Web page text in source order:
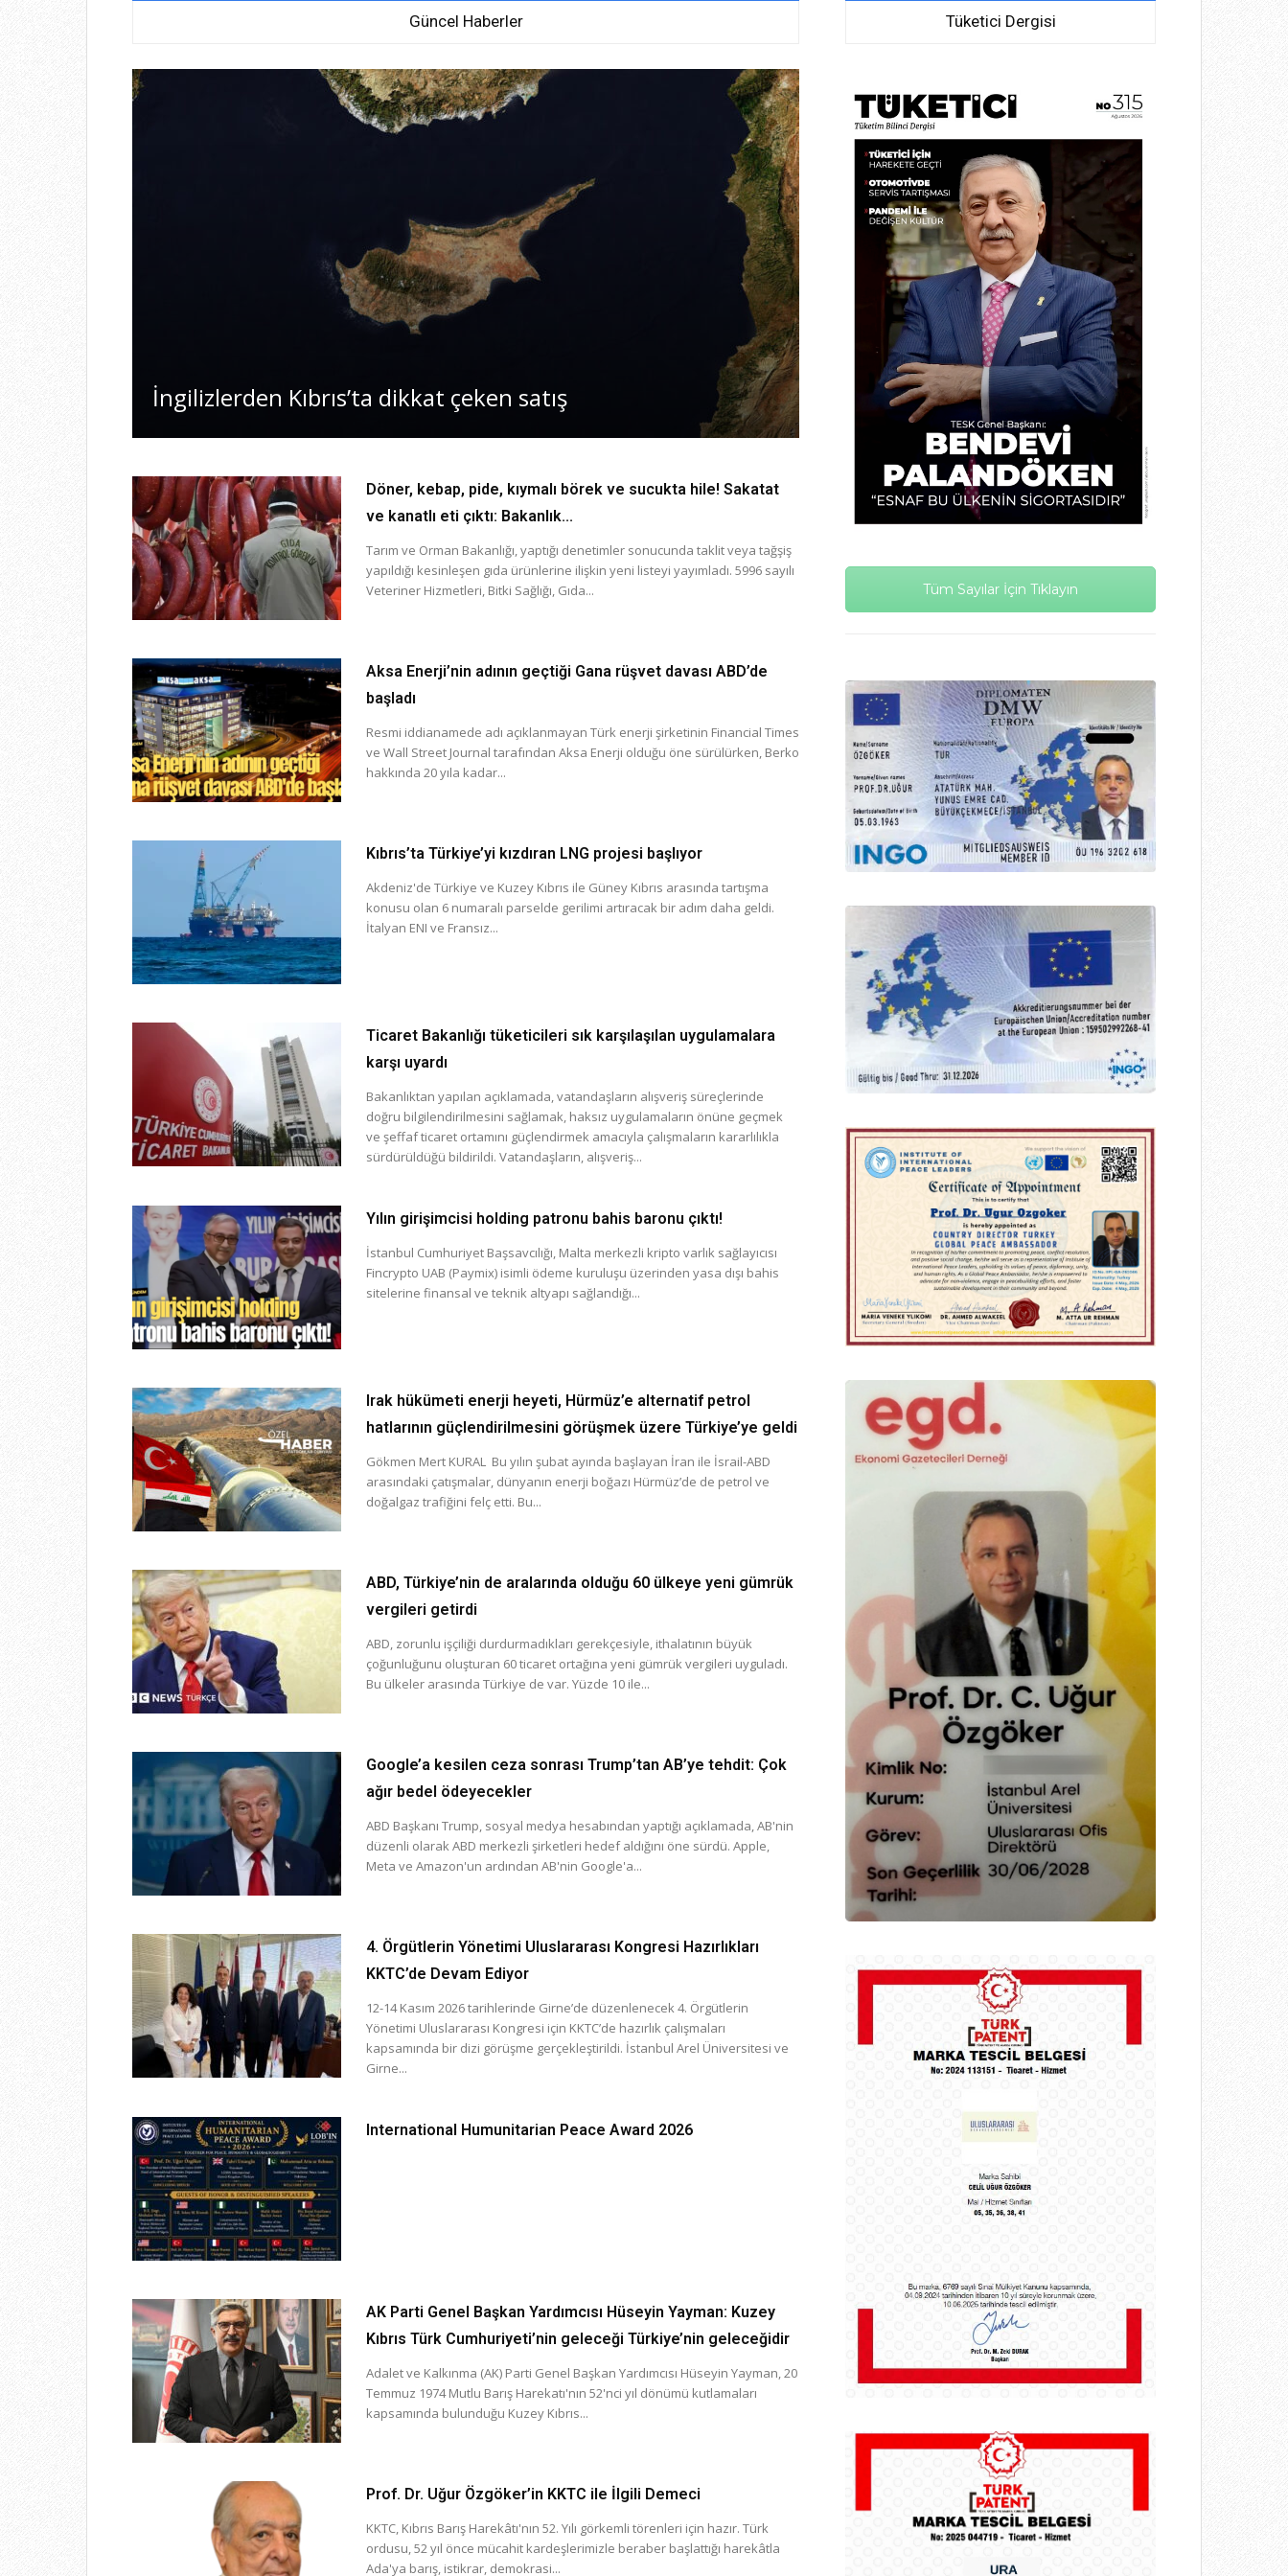
Güncel Haberler
İngilizlerden Kıbrıs’ta dikkat çeken satış
Döner, kebap, pide, kıymalı börek ve sucukta hile! Sakatat
ve kanatlı eti çıktı: Bakanlık...
Tarım ve Orman Bakanlığı, yaptığı denetimler sonucunda taklit veya tağşiş
yapıldığı kesinleşen gıda ürünlerine ilişkin yeni listeyi yayımladı. 5996 sayılı
Veteriner Hizmetleri, Bitki Sağlığı, Gıda...
Aksa Enerji’nin adının geçtiği Gana rüşvet davası ABD’de
başladı
Resmi iddianamede adı açıklanmayan Türk enerji şirketinin Financial Times
ve Wall Street Journal tarafından Aksa Enerji olduğu öne sürülürken, Berko
hakkında 20 yıla kadar...
Kıbrıs’ta Türkiye’yi kızdıran LNG projesi başlıyor
Akdeniz'de Türkiye ve Kuzey Kıbrıs ile Güney Kıbrıs arasında tartışma
konusu olan 6 numaralı parselde gerilimi artıracak bir adım daha geldi.
İtalyan ENI ve Fransız...
Ticaret Bakanlığı tüketicileri sık karşılaşılan uygulamalara
karşı uyardı
Bakanlıktan yapılan açıklamada, vatandaşların alışveriş süreçlerinde
doğru bilgilendirilmesini sağlamak, haksız uygulamaların önüne geçmek
ve şeffaf ticaret ortamını güçlendirmek amacıyla çalışmaların kararlılıkla
sürdürüldüğü bildirildi. Vatandaşların, alışveriş...
Yılın girişimcisi holding patronu bahis baronu çıktı!
İstanbul Cumhuriyet Başsavcılığı, Malta merkezli kripto varlık sağlayıcısı
Fincrypto UAB (Paymix) isimli ödeme kuruluşu üzerinden yasa dışı bahis
sitelerine finansal ve teknik altyapı sağlandığı...
Irak hükümeti enerji heyeti, Hürmüz’e alternatif petrol
hatlarının güçlendirilmesini görüşmek üzere Türkiye’ye geldi
Gökmen Mert KURAL Bu yılın şubat ayında başlayan İran ile İsrail-ABD
arasındaki çatışmalar, dünyanın enerji boğazı Hürmüz’de de petrol ve
doğalgaz trafiğini felç etti. Bu...
ABD, Türkiye’nin de aralarında olduğu 60 ülkeye yeni gümrük
vergileri getirdi
ABD, zorunlu işçiliği durdurmadıkları gerekçesiyle, ithalatının büyük
çoğunluğunu oluşturan 60 ticaret ortağına yeni gümrük vergileri uyguladı.
Bu ülkeler arasında Türkiye de var. Yüzde 10 ile...
Google’a kesilen ceza sonrası Trump’tan AB’ye tehdit: Çok
ağır bedel ödeyecekler
ABD Başkanı Trump, sosyal medya hesabından yaptığı açıklamada, AB'nin
düzenli olarak ABD merkezli şirketleri hedef aldığını öne sürdü. Apple,
Meta ve Amazon'un ardından AB'nin Google'a...
4. Örgütlerin Yönetimi Uluslararası Kongresi Hazırlıkları
KKTC’de Devam Ediyor
12-14 Kasım 2026 tarihlerinde Girne’de düzenlenecek 4. Örgütlerin
Yönetimi Uluslararası Kongresi için KKTC’de hazırlık çalışmaları
kapsamında bir dizi görüşme gerçekleştirildi. İstanbul Arel Üniversitesi ve
Girne...
International Humunitarian Peace Award 2026
AK Parti Genel Başkan Yardımcısı Hüseyin Yayman: Kuzey
Kıbrıs Türk Cumhuriyeti’nin geleceği Türkiye’nin geleceğidir
Adalet ve Kalkınma (AK) Parti Genel Başkan Yardımcısı Hüseyin Yayman, 20
Temmuz 1974 Mutlu Barış Harekatı'nın 52'nci yıl dönümü kutlamaları
kapsamında bulunduğu Kuzey Kıbrıs...
Prof. Dr. Uğur Özgöker’in KKTC ile İlgili Demeci
KKTC, Kıbrıs Barış Harekâtı'nın 52. Yılı görkemli törenleri için hazır. Türk
ordusu, 52 yıl önce mücahit kardeşlerimizle beraber başlattığı harekâtla
Ada'ya barış, istikrar, demokrasi...
Tüketici Dergisi
Tüm Sayılar İçin Tıklayın